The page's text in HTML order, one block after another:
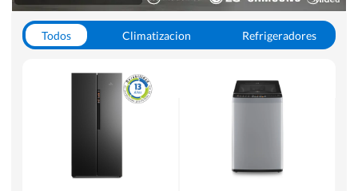
Todos Climatizacion
Refrigeradores
Hornos y Microondas